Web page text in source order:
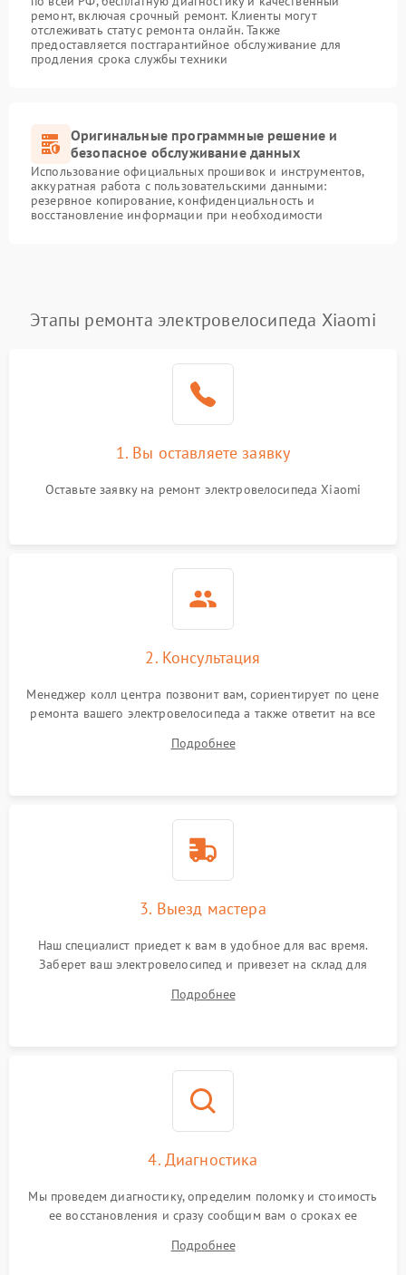
ремонт, включая срочный ремонт. Клиенты могут
отслеживать статус ремонта онлайн. Также
предоставляется постгарантийное обслуживание для
продления срока службы техники
Оригинальные программные решение и
безопасное обслуживание данных
Использование официальных прошивок и инструментов,
аккуратная работа с пользовательскими данными:
резервное копирование, конфиденциальность и
восстановление информации при необходимости
Этапы ремонта электровелосипеда Xiaomi
1. Вы оставляете заявку
Оставьте заявку на ремонт электровелосипеда Xiaomi
2. Консультация
Менеджер колл центра позвонит вам, сориентирует по цене
ремонта вашего электровелосипеда а также ответит на все
Подробнее
3. Выезд мастера
Наш специалист приедет к вам в удобное для вас время.
Заберет ваш электровелосипед и привезет на склад для
Подробнее
4. Диагностика
Мы проведем диагностику, определим поломку и стоимость
ее восстановления и сразу сообщим вам о сроках ее
Подробнее